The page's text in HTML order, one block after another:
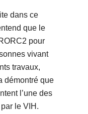
dans ce
que le
pour
vivant
travaux,
démontré que
l’une des
le VIH.